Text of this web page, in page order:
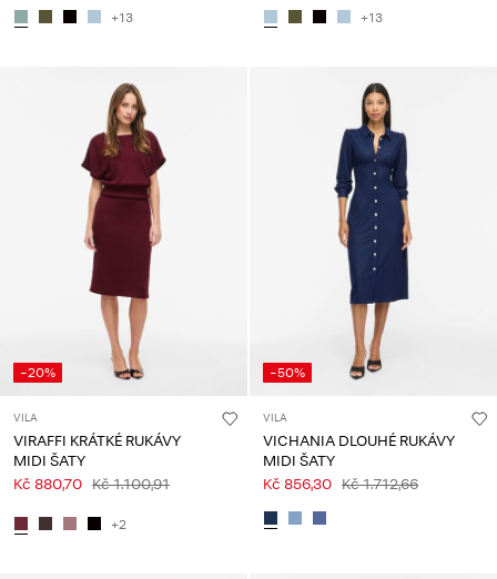
+13 +13
-20%
VILA
VIRAFFI KRÁTKÉ RUKÁVY
MIDI ŠATY
Kč 880,70 Kč 1.100,91
+2
-50%
VILA
VICHANIA DLOUHÉ RUKÁVY
MIDI ŠATY
Kč 856,30 Kč 1.712,66